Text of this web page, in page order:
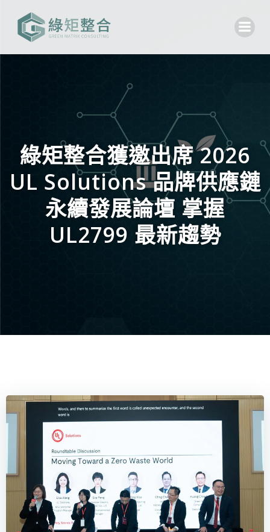
綠矩整合獲邀出席 2026
UL Solutions 品牌供應鏈
永續發展論壇 掌握
UL2799 最新趨勢